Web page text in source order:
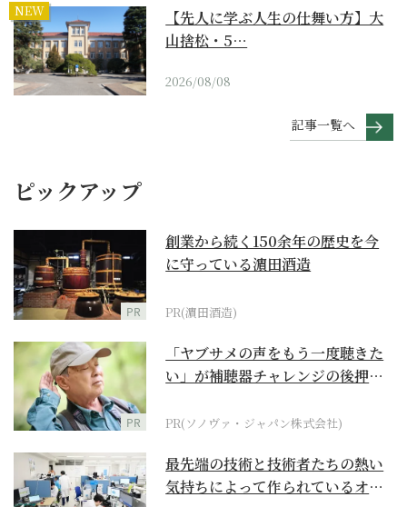
NEW
【先人に学ぶ人生の仕舞い方】大
山捨松・5…
2026/08/08
記事一覧へ
ピックアップ
PR
創業から続く150余年の歴史を今
に守っている濵田酒造
PR(濵田酒造)
PR
「ヤブサメの声をもう一度聴きた
い」が補聴器チャレンジの後押し
PR(ソノヴァ・ジャパン株式会社)
最先端の技術と技術者たちの熱い
気持ちによって作られているオー